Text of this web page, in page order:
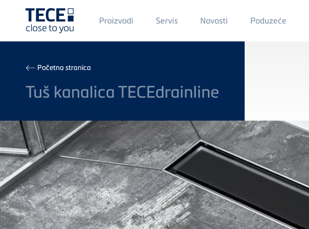
Main
Menü
1
Proizvodi Servis Novosti Main
Menu
2
Poduzeće
Breadcrumb
Početna stranica
Tuš kanalica TECEdrainline